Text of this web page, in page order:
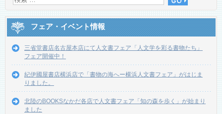
フェア・イベント情報
三省堂書店名古屋本店にて人文書フェア「人文学を彩る書物たち」
フェア開催中！
紀伊國屋書店横浜店で「書物の海へー横浜人文書フェア」がはじま
りました。
北陸のBOOKSなかだ各店で人文書フェア「知の森を歩く」が始まり
ました